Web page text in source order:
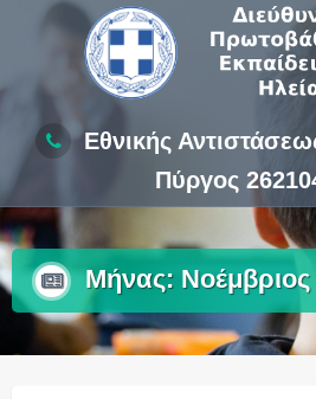
Εθνικής
Πύργος
Μήνας: